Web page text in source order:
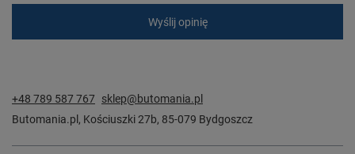
Wyślij opinię
+48 789 587 767 sklep@butomania.pl
Butomania.pl , Kościuszki 27b, 85-079 Bydgoszcz